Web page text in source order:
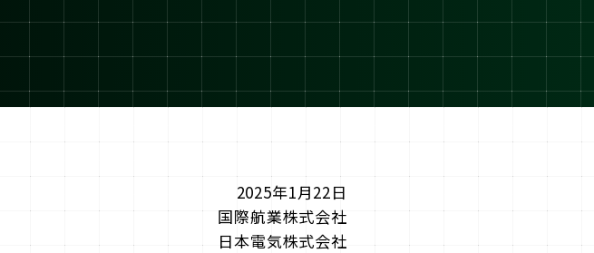
2025年1月22日
国際航業株式会社
日本電気株式会社